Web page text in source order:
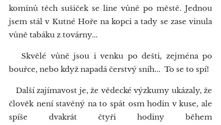
komínů těch sušiček se line vůně po městě. Jednou
jsem stál v Kutné Hoře na kopci a tady se zase vinula
vůně tabáku z továrny...
Skvělé vůně jsou i venku po dešti, zejména po
bouřce, nebo když napadá čerstvý sníh... To se to spí!
Další zajímavost je, že vědecké výzkumy ukázaly, že
člověk není stavěný na to spát osm hodin v kuse, ale
spíše dvakrát čtyři hodiny během